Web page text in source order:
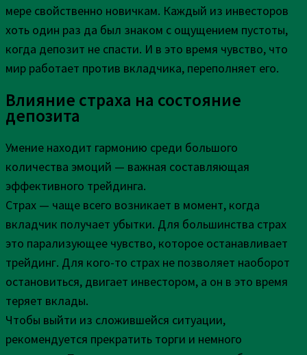
мере свойственно новичкам. Каждый из инвесторов
хоть один раз да был знаком с ощущением пустоты,
когда депозит не спасти. И в это время чувство, что
мир работает против вкладчика, переполняет его.
Влияние страха на состояние
депозита
Умение находит гармонию среди большого
количества эмоций — важная составляющая
эффективного трейдинга.
Страх — чаще всего возникает в момент, когда
вкладчик получает убытки. Для большинства страх
это парализующее чувство, которое останавливает
трейдинг. Для кого-то страх не позволяет наоборот
остановиться, двигает инвестором, а он в это время
теряет вклады.
Чтобы выйти из сложившейся ситуации,
рекомендуется прекратить торги и немного